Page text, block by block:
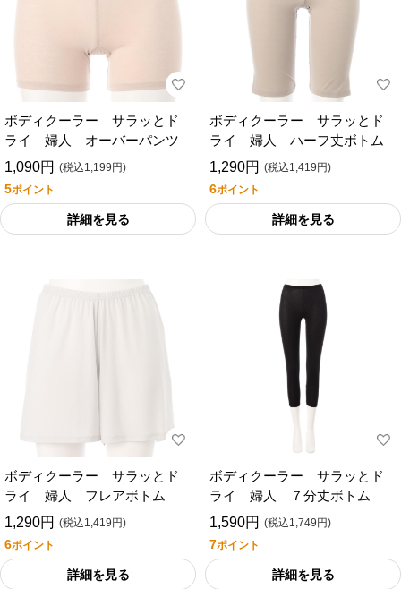
ボディクーラー サラッとド
ライ 婦人 オーバーパンツ
1,090円 (税込1,199円)
5ポイント
詳細を見る
ボディクーラー サラッとド
ライ 婦人 ハーフ丈ボトム
1,290円 (税込1,419円)
6ポイント
詳細を見る
ボディクーラー サラッとド
ライ 婦人 フレアボトム
1,290円 (税込1,419円)
6ポイント
詳細を見る
ボディクーラー サラッとド
ライ 婦人 ７分丈ボトム
1,590円 (税込1,749円)
7ポイント
詳細を見る